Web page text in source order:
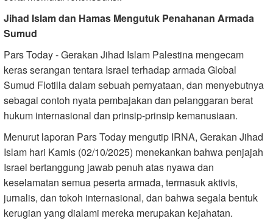
Jihad Islam dan Hamas Mengutuk Penahanan Armada
Sumud
Pars Today - Gerakan Jihad Islam Palestina mengecam
keras serangan tentara Israel terhadap armada Global
Sumud Flotilla dalam sebuah pernyataan, dan menyebutnya
sebagai contoh nyata pembajakan dan pelanggaran berat
hukum internasional dan prinsip-prinsip kemanusiaan.
Menurut laporan Pars Today mengutip IRNA, Gerakan Jihad
Islam hari Kamis (02/10/2025) menekankan bahwa penjajah
Israel bertanggung jawab penuh atas nyawa dan
keselamatan semua peserta armada, termasuk aktivis,
jurnalis, dan tokoh internasional, dan bahwa segala bentuk
kerugian yang dialami mereka merupakan kejahatan.